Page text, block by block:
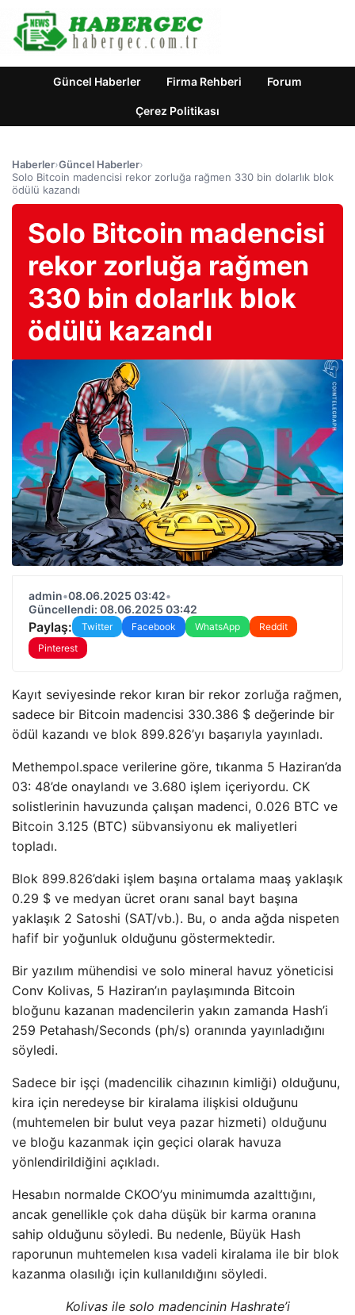
Güncel Haberler Firma Rehberi Forum
Çerez Politikası
Haberler›Güncel Haberler›
Solo Bitcoin madencisi rekor zorluğa rağmen 330 bin dolarlık blok
ödülü kazandı
Solo Bitcoin madencisi
rekor zorluğa rağmen
330 bin dolarlık blok
ödülü kazandı
admin•08.06.2025 03:42•
Güncellendi: 08.06.2025 03:42
Paylaş: Twitter Facebook WhatsApp
Reddit
Pinterest
Kayıt seviyesinde rekor kıran bir rekor zorluğa rağmen,
sadece bir Bitcoin madencisi 330.386 $ değerinde bir
ödül kazandı ve blok 899.826’yı başarıyla yayınladı.
Methempol.space verilerine göre, tıkanma 5 Haziran’da
03: 48’de onaylandı ve 3.680 işlem içeriyordu. CK
solistlerinin havuzunda çalışan madenci, 0.026 BTC ve
Bitcoin 3.125 (BTC) sübvansiyonu ek maliyetleri
topladı.
Blok 899.826’daki işlem başına ortalama maaş yaklaşık
0.29 $ ve medyan ücret oranı sanal bayt başına
yaklaşık 2 Satoshi (SAT/vb.). Bu, o anda ağda nispeten
hafif bir yoğunluk olduğunu göstermektedir.
Bir yazılım mühendisi ve solo mineral havuz yöneticisi
Conv Kolivas, 5 Haziran’ın paylaşımında Bitcoin
bloğunu kazanan madencilerin yakın zamanda Hash’i
259 Petahash/Seconds (ph/s) oranında yayınladığını
söyledi.
Sadece bir işçi (madencilik cihazının kimliği) olduğunu,
kira için neredeyse bir kiralama ilişkisi olduğunu
(muhtemelen bir bulut veya pazar hizmeti) olduğunu
ve bloğu kazanmak için geçici olarak havuza
yönlendirildiğini açıkladı.
Hesabın normalde CKOO’yu minimumda azalttığını,
ancak genellikle çok daha düşük bir karma oranına
sahip olduğunu söyledi. Bu nedenle, Büyük Hash
raporunun muhtemelen kısa vadeli kiralama ile bir blok
kazanma olasılığı için kullanıldığını söyledi.
Kolivas ile solo madencinin Hashrate’i